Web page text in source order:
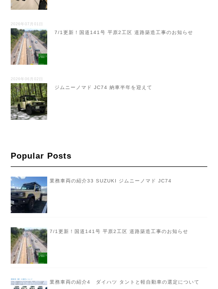
2026年07月01日
7/1更新！国道141号 平原2工区 道路築造工事のお知らせ
2026年06月02日
ジムニーノマド JC74 納車半年を迎えて
Popular Posts
業務車両の紹介33 SUZUKI ジムニーノマド JC74
7/1更新！国道141号 平原2工区 道路築造工事のお知らせ
業務車両の紹介4 ダイハツ タントと軽自動車の選定について